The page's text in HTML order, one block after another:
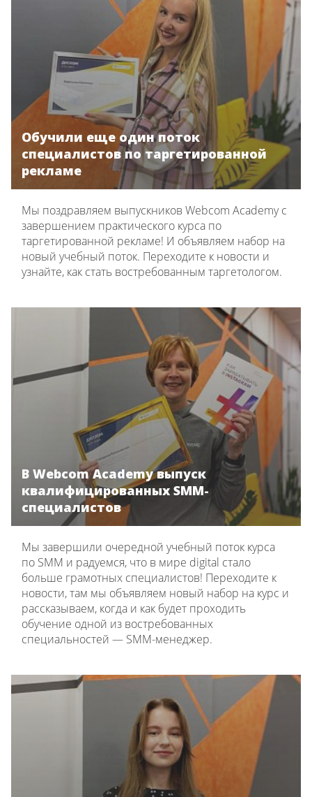
Обучили еще один поток
специалистов по таргетированной
рекламе
Мы поздравляем выпускников Webcom Academy с
завершением практического курса по
таргетированной рекламе! И объявляем набор на
новый учебный поток. Переходите к новости и
узнайте, как стать востребованным таргетологом.
В Webcom Academy выпуск
квалифицированных SMM-
специалистов
Мы завершили очередной учебный поток курса
по SMM и радуемся, что в мире digital стало
больше грамотных специалистов! Переходите к
новости, там мы объявляем новый набор на курс и
рассказываем, когда и как будет проходить
обучение одной из востребованных
специальностей — SMM-менеджер.